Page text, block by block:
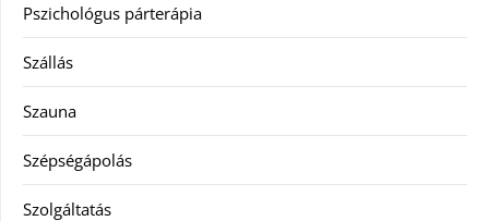
Pszichológus párterápia
Szállás
Szauna
Szépségápolás
Szolgáltatás